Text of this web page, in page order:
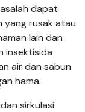
dapat
yang rusak atau
lain dan
insektisida
air dan sabun
hama.
sirkulasi